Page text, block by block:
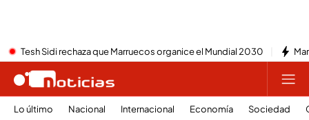
Tesh Sidi rechaza que Marruecos organice el Mundial 2030
Lo último Nacional Internacional Economía Sociedad